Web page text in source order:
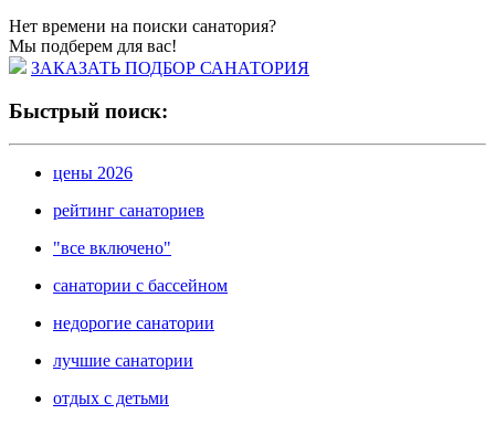
Нет времени на поиски санатория?
Мы подберем для вас!
ЗАКАЗАТЬ ПОДБОР САНАТОРИЯ
Быстрый поиск:
цены 2026
рейтинг санаториев
"все включено"
санатории с бассейном
недорогие санатории
лучшие санатории
отдых с детьми